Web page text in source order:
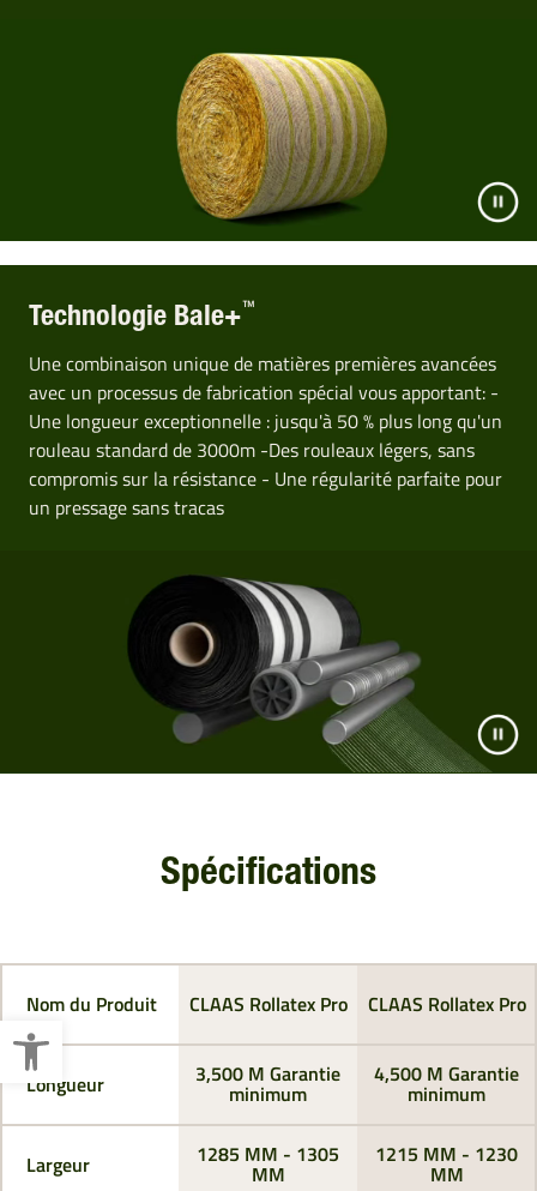
Ouvrir la barre d’outils
Technologie Bale+™
Une combinaison unique de matières premières avancées
avec un processus de fabrication spécial vous apportant: -
Une longueur exceptionnelle : jusqu'à 50 % plus long qu'un
rouleau standard de 3000m -Des rouleaux légers, sans
compromis sur la résistance - Une régularité parfaite pour
un pressage sans tracas
Spécifications
Nom du Produit
Longueur
Largeur
CLAAS Rollatex Pro CLAAS Rollatex Pro
3,500 M Garantie
minimum
4,500 M Garantie
minimum
1285 MM - 1305
MM
1215 MM - 1230
MM